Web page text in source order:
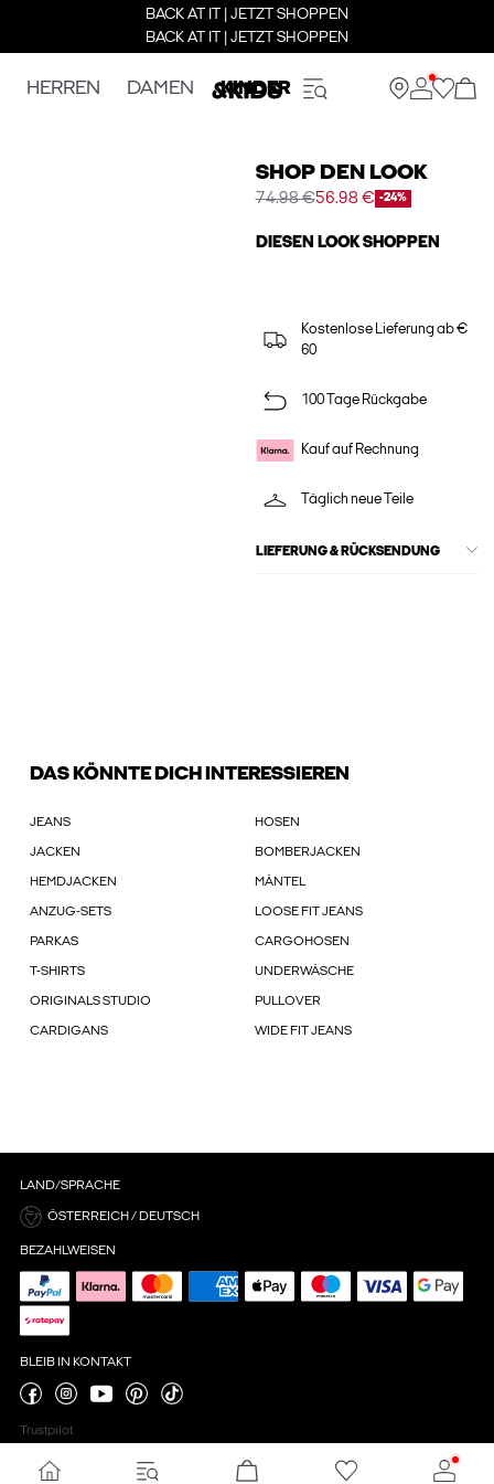
BACK AT IT | JETZT SHOPPEN
BACK AT IT | JETZT SHOPPEN
HERREN DAMEN KINDER
SHOP DEN LOOK
74.98 €56.98 € -24%
DIESEN LOOK SHOPPEN
Kostenlose Lieferung ab €
60
100 Tage Rückgabe
Kauf auf Rechnung
Täglich neue Teile
LIEFERUNG & RÜCKSENDUNG
DAS KÖNNTE DICH INTERESSIEREN
JEANS HOSEN
JACKEN BOMBERJACKEN
HEMDJACKEN MÄNTEL
ANZUG-SETS LOOSE FIT JEANS
PARKAS CARGOHOSEN
T-SHIRTS UNDERWÄSCHE
ORIGINALS STUDIO PULLOVER
CARDIGANS WIDE FIT JEANS
LAND/SPRACHE
ÖSTERREICH / DEUTSCH
BEZAHLWEISEN
BLEIB IN KONTAKT
Trustpilot